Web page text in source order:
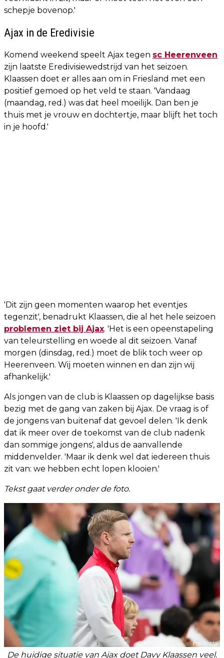
schepje bovenop.'
Ajax in de Eredivisie
Komend weekend speelt Ajax tegen sc Heerenveen
zijn laatste Eredivisiewedstrijd van het seizoen.
Klaassen doet er alles aan om in Friesland met een
positief gemoed op het veld te staan. 'Vandaag
(maandag, red.) was dat heel moeilijk. Dan ben je
thuis met je vrouw en dochtertje, maar blijft het toch
in je hoofd.'
'Dit zijn geen momenten waarop het eventjes
tegenzit', benadrukt Klaassen, die al het hele seizoen
problemen ziet bij Ajax. 'Het is een opeenstapeling
van teleurstelling en woede al dit seizoen. Vanaf
morgen (dinsdag, red.) moet de blik toch weer op
Heerenveen. Wij moeten winnen en dan zijn wij
afhankelijk.'
Als jongen van de club is Klaassen op dagelijkse basis
bezig met de gang van zaken bij Ajax. De vraag is of
de jongens van buitenaf dat gevoel delen. 'Ik denk
dat ik meer over de toekomst van de club nadenk
dan sommige jongens', aldus de aanvallende
middenvelder. 'Maar ik denk wel dat iedereen thuis
zit van: we hebben echt lopen klooien.'
Tekst gaat verder onder de foto.
De huidige situatie van Ajax doet Davy Klaassen veel.